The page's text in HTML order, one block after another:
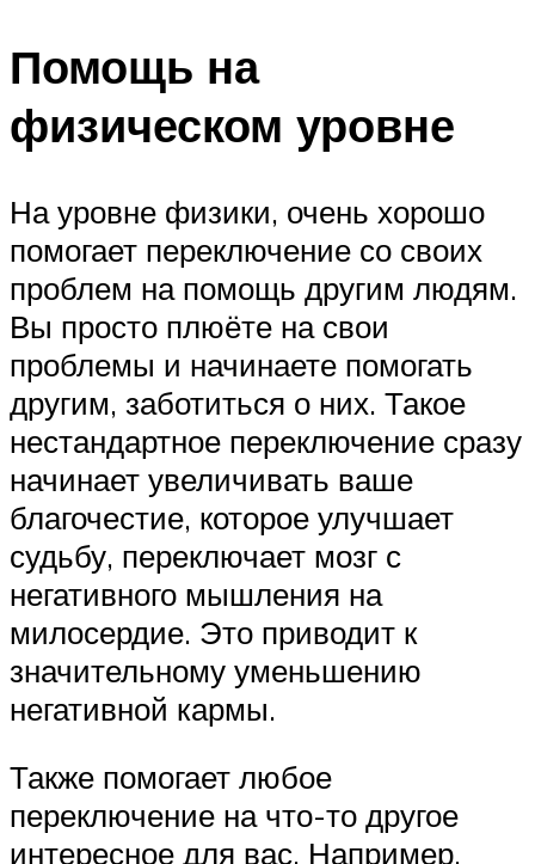
Помощь на
физическом уровне
На уровне физики, очень хорошо
помогает переключение со своих
проблем на помощь другим людям.
Вы просто плюёте на свои
проблемы и начинаете помогать
другим, заботиться о них. Такое
нестандартное переключение сразу
начинает увеличивать ваше
благочестие, которое улучшает
судьбу, переключает мозг с
негативного мышления на
милосердие. Это приводит к
значительному уменьшению
негативной кармы.
Также помогает любое
переключение на что-то другое
интересное для вас. Например,